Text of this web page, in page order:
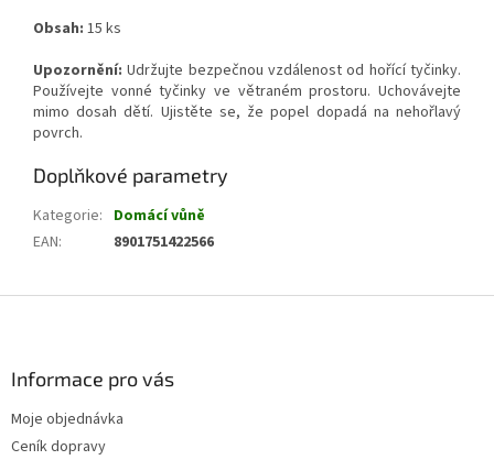
Obsah: 15 ks
Upozornění: Udržujte bezpečnou vzdálenost od hořící tyčinky.
Používejte vonné tyčinky ve větraném prostoru. Uchovávejte
mimo dosah dětí. Ujistěte se, že popel dopadá na nehořlavý
povrch.
Doplňkové parametry
Kategorie: Domácí vůně
EAN: 8901751422566
Informace pro vás
Moje objednávka
Ceník dopravy